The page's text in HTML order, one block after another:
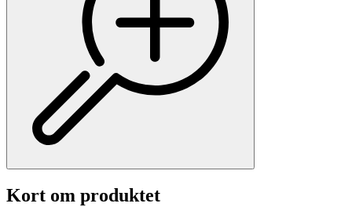
Kort om produktet